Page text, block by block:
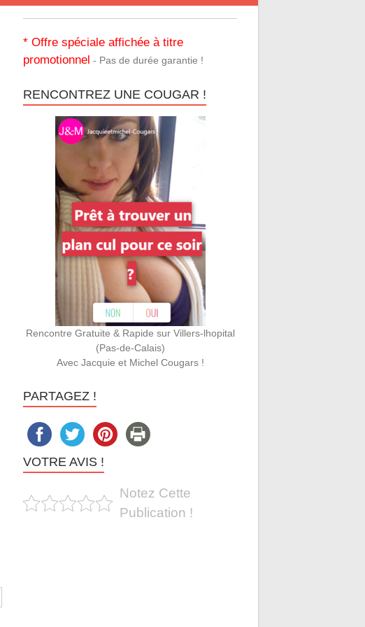
* Offre spéciale affichée à titre
promotionnel - Pas de durée garantie !
RENCONTREZ UNE COUGAR !
Rencontre Gratuite & Rapide sur Villers-lhopital
(Pas-de-Calais)
Avec Jacquie et Michel Cougars !
PARTAGEZ !
VOTRE AVIS !
Notez Cette
Publication !